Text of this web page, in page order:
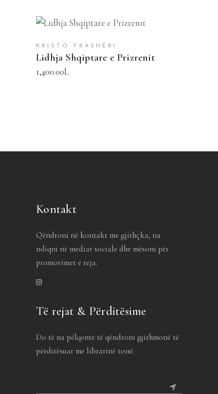
SHTOJE NË SHPORTË
KRISTO FRASHËRI
Lidhja Shqiptare e Prizrenit
1,400.00L
Kontakt
Qëndroni në kontakt me gjithçka, na
ndiqni në mediat sociale dhe mësoni për
promovimet e reja.
Të rejat & Përditësime
Do të na pëlqente të qëndroni gjithmonë të
përditësuar me librarinë tonë.